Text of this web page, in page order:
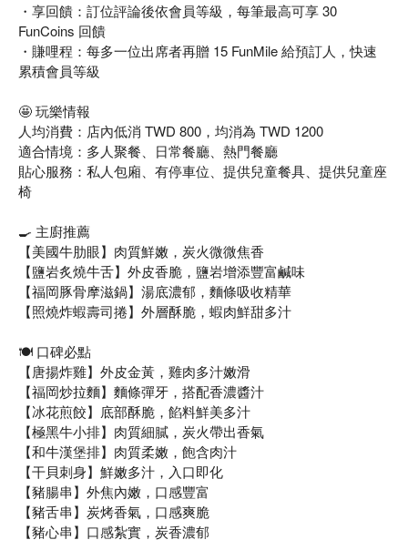
・享回饋：訂位評論後依會員等級，每筆最高可享 30
FunCoins 回饋
・賺哩程：每多一位出席者再贈 15 FunMile 給預訂人，快速
累積會員等級
🤩 玩樂情報
人均消費：店內低消 TWD 800，均消為 TWD 1200
適合情境：多人聚餐、日常餐廳、熱門餐廳
貼心服務：私人包廂、有停車位、提供兒童餐具、提供兒童座
椅
🍳 主廚推薦
【美國牛肋眼】肉質鮮嫩，炭火微微焦香
【鹽岩炙燒牛舌】外皮香脆，鹽岩增添豐富鹹味
【福岡豚骨摩滋鍋】湯底濃郁，麵條吸收精華
【照燒炸蝦壽司捲】外層酥脆，蝦肉鮮甜多汁
🍽️ 口碑必點
【唐揚炸雞】外皮金黃，雞肉多汁嫩滑
【福岡炒拉麵】麵條彈牙，搭配香濃醬汁
【冰花煎餃】底部酥脆，餡料鮮美多汁
【極黑牛小排】肉質細膩，炭火帶出香氣
【和牛漢堡排】肉質柔嫩，飽含肉汁
【干貝刺身】鮮嫩多汁，入口即化
【豬腸串】外焦內嫩，口感豐富
【豬舌串】炭烤香氣，口感爽脆
【豬心串】口感紮實，炭香濃郁